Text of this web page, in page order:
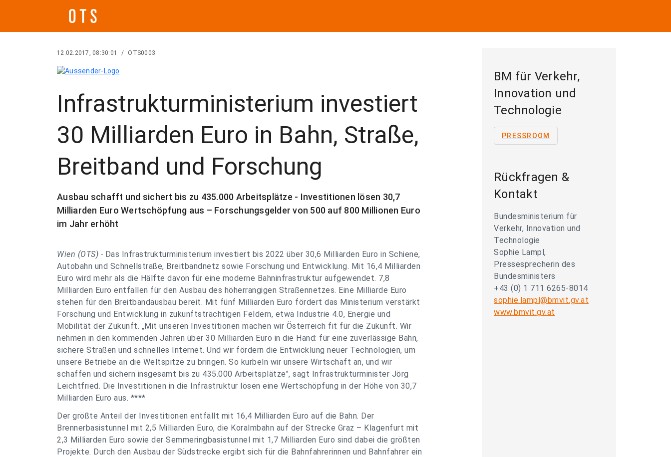
12.02.2017, 08:30:01 / OTS0003
Infrastrukturministerium investiert
30 Milliarden Euro in Bahn, Straße,
Breitband und Forschung
Ausbau schafft und sichert bis zu 435.000 Arbeitsplätze - Investitionen lösen 30,7
Milliarden Euro Wertschöpfung aus – Forschungsgelder von 500 auf 800 Millionen Euro
im Jahr erhöht
Wien (OTS) - Das Infrastrukturministerium investiert bis 2022 über 30,6 Milliarden Euro in Schiene,
Autobahn und Schnellstraße, Breitbandnetz sowie Forschung und Entwicklung. Mit 16,4 Milliarden
Euro wird mehr als die Hälfte davon für eine moderne Bahninfrastruktur aufgewendet. 7,8
Milliarden Euro entfallen für den Ausbau des höherrangigen Straßennetzes. Eine Milliarde Euro
stehen für den Breitbandausbau bereit. Mit fünf Milliarden Euro fördert das Ministerium verstärkt
Forschung und Entwicklung in zukunftsträchtigen Feldern, etwa Industrie 4.0, Energie und
Mobilität der Zukunft. „Mit unseren Investitionen machen wir Österreich fit für die Zukunft. Wir
nehmen in den kommenden Jahren über 30 Milliarden Euro in die Hand: für eine zuverlässige Bahn,
sichere Straßen und schnelles Internet. Und wir fördern die Entwicklung neuer Technologien, um
unsere Betriebe an die Weltspitze zu bringen. So kurbeln wir unsere Wirtschaft an, und wir
schaffen und sichern insgesamt bis zu 435.000 Arbeitsplätze", sagt Infrastrukturminister Jörg
Leichtfried. Die Investitionen in die Infrastruktur lösen eine Wertschöpfung in der Höhe von 30,7
Milliarden Euro aus. ****
Der größte Anteil der Investitionen entfällt mit 16,4 Milliarden Euro auf die Bahn. Der
Brennerbasistunnel mit 2,5 Milliarden Euro, die Koralmbahn auf der Strecke Graz – Klagenfurt mit
2,3 Milliarden Euro sowie der Semmeringbasistunnel mit 1,7 Milliarden Euro sind dabei die größten
Projekte. Durch den Ausbau der Südstrecke ergibt sich für die Bahnfahrerinnen und Bahnfahrer ein
BM für Verkehr,
Innovation und
Technologie
PRESSROOM
Rückfragen &
Kontakt
Bundesministerium für
Verkehr, Innovation und
Technologie
Sophie Lampl,
Pressesprecherin des
Bundesministers
+43 (0) 1 711 6265-8014
sophie.lampl@bmvit.gv.at
www.bmvit.gv.at